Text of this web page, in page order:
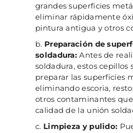
grandes superficies
eliminar rápidamente
pintura antigua y otros
Preparación de
soldadura: Antes de
soldadura, estos cepillos
preparar las superficies
eliminando escoria,
otros contaminantes
calidad de la unión
Limpieza y pulido: